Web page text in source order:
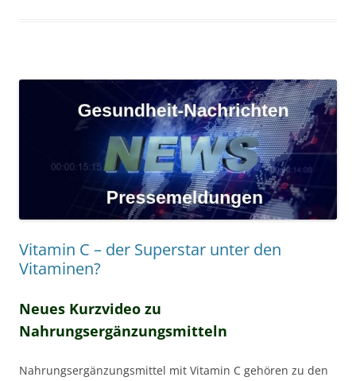
Vitamin C – der Superstar unter den
Vitaminen?
Neues Kurzvideo zu
Nahrungsergänzungsmitteln
Nahrungsergänzungsmittel mit Vitamin C gehören zu den